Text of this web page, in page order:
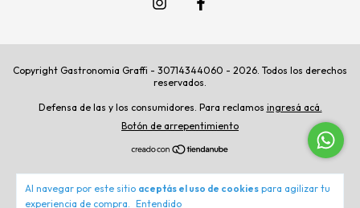
Al navegar por este sitio aceptás el uso de cookies para agilizar tu
experiencia de compra. Entendido
Copyright Gastronomia Graffi - 30714344060 - 2026. Todos los derechos
reservados.
Defensa de las y los consumidores. Para reclamos ingresá acá.
Botón de arrepentimiento